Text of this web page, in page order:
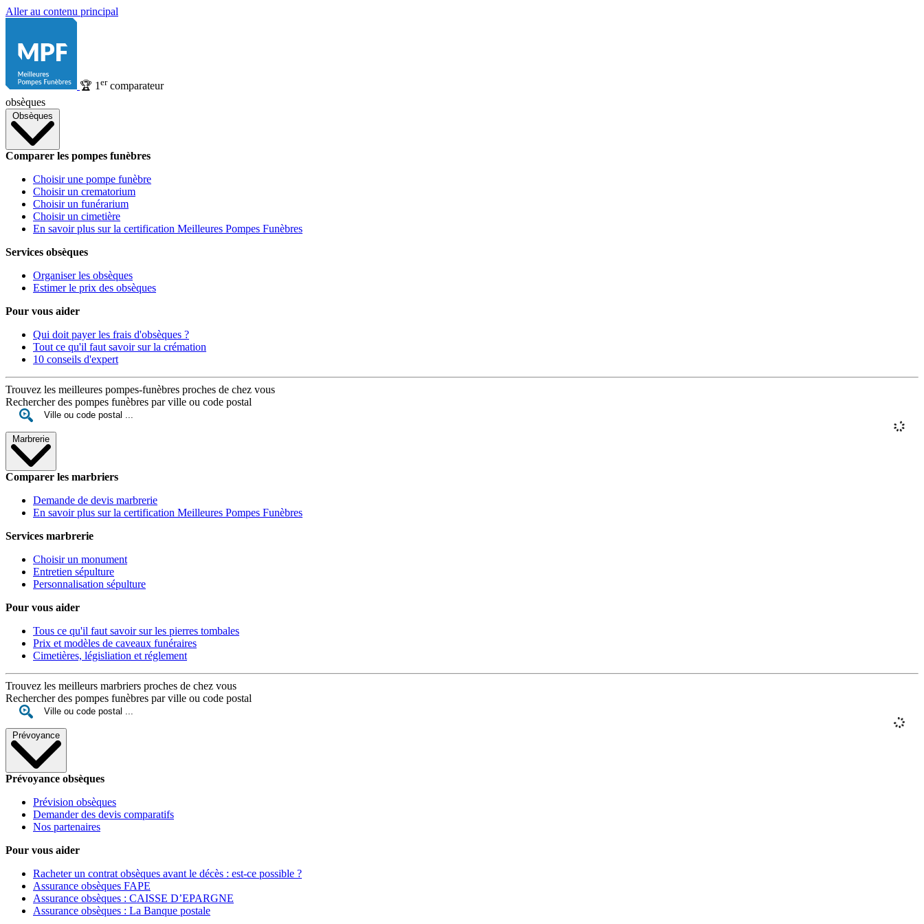
Aller au contenu principal
🏆 1 ercomparateur
obsèques
Obsèques
Comparer les pompes funèbres
Choisir une pompe funèbre
Choisir un crematorium
Choisir un funérarium
Choisir un cimetière
En savoir plus sur la certification Meilleures Pompes Funèbres
Services obsèques
Organiser les obsèques
Estimer le prix des obsèques
Pour vous aider
Qui doit payer les frais d'obsèques ?
Tout ce qu'il faut savoir sur la crémation
10 conseils d'expert
Trouvez les meilleures pompes-funèbres proches de chez vous
Rechercher des pompes funèbres par ville ou code postal
Marbrerie
Comparer les marbriers
Demande de devis marbrerie
En savoir plus sur la certification Meilleures Pompes Funèbres
Services marbrerie
Choisir un monument
Entretien sépulture
Personnalisation sépulture
Pour vous aider
Tous ce qu'il faut savoir sur les pierres tombales
Prix et modèles de caveaux funéraires
Cimetières, législiation et réglement
Trouvez les meilleurs marbriers proches de chez vous
Rechercher des pompes funèbres par ville ou code postal
Prévoyance
Prévoyance obsèques
Prévision obsèques
Demander des devis comparatifs
Nos partenaires
Pour vous aider
Racheter un contrat obsèques avant le décès : est-ce possible ?
Assurance obsèques FAPE
Assurance obsèques : CAISSE D’EPARGNE
Assurance obsèques : La Banque postale